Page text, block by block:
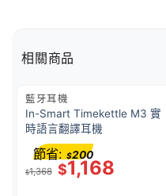
相關商品
藍牙耳機
In-Smart Timekettle M3 實
時語言翻譯耳機
$1,368 $1,168
節省: $200